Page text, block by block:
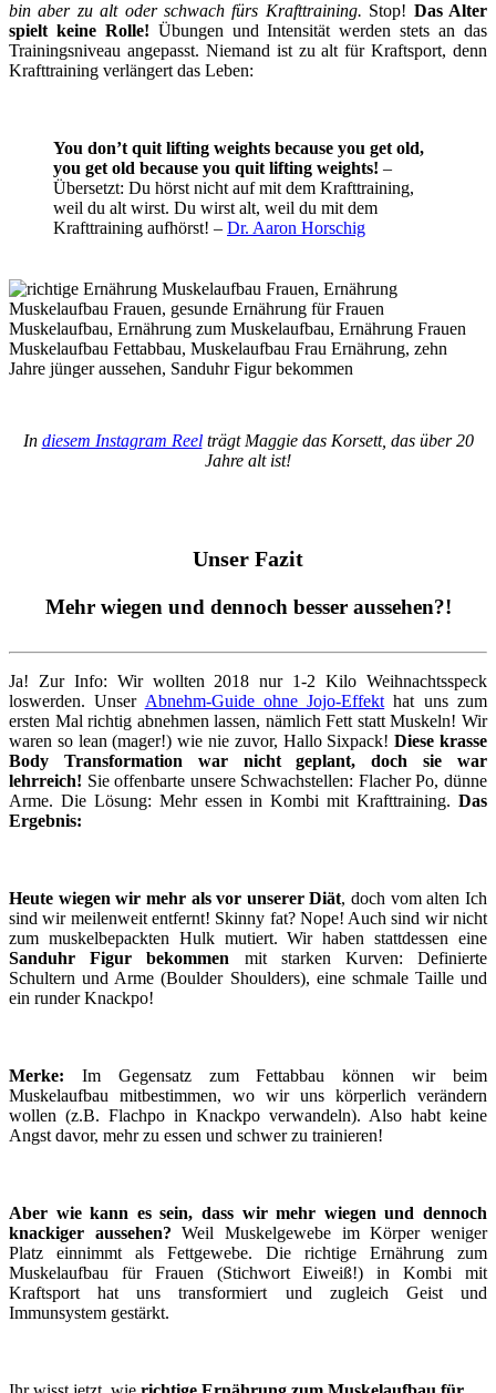
bin aber zu alt oder schwach fürs Krafttraining. Stop! Das Alter
spielt keine Rolle! Übungen und Intensität werden stets an das
Trainingsniveau angepasst. Niemand ist zu alt für Kraftsport, denn
Krafttraining verlängert das Leben:
You don’t quit lifting weights because you get old,
you get old because you quit lifting weights! –
Übersetzt: Du hörst nicht auf mit dem Krafttraining,
weil du alt wirst. Du wirst alt, weil du mit dem
Krafttraining aufhörst! – Dr. Aaron Horschig
In diesem Instagram Reelträgt Maggie das Korsett, das über 20
Jahre alt ist!
Unser Fazit
Mehr wiegen und dennoch besser aussehen?!
Ja! Zur Info: Wir wollten 2018 nur 1-2 Kilo Weihnachtsspeck
loswerden. Unser Abnehm-Guide ohne Jojo-Effekt hat uns zum
ersten Mal richtig abnehmen lassen, nämlich Fett statt Muskeln! Wir
waren so lean (mager!) wie nie zuvor, Hallo Sixpack!Diese krasse
Body Transformation war nicht geplant, doch sie war
lehrreich! Sie offenbarte unsere Schwachstellen: Flacher Po, dünne
Arme. Die Lösung: Mehr essen in Kombi mit Krafttraining. Das
Ergebnis:
Heute wiegen wir mehr als vor unserer Diät, doch vom alten Ich
sind wir meilenweit entfernt! Skinny fat? Nope! Auch sind wir nicht
zum muskelbepackten Hulk mutiert. Wir haben stattdessen eine
Sanduhr Figur bekommen mit starken Kurven: Definierte
Schultern und Arme (Boulder Shoulders), eine schmale Taille und
ein runder Knackpo!
Merke: Im Gegensatz zum Fettabbau können wir beim
Muskelaufbau mitbestimmen, wo wir uns körperlich verändern
wollen (z.B. Flachpo in Knackpo verwandeln). Also habt keine
Angst davor, mehr zu essen und schwer zu trainieren!
Aber wie kann es sein, dass wir mehr wiegen und dennoch
knackiger aussehen? Weil Muskelgewebe im Körper weniger
Platz einnimmt als Fettgewebe. Die richtige Ernährung zum
Muskelaufbau für Frauen (Stichwort Eiweiß!) in Kombi mit
Kraftsport hat uns transformiert und zugleich Geist und
Immunsystem gestärkt.